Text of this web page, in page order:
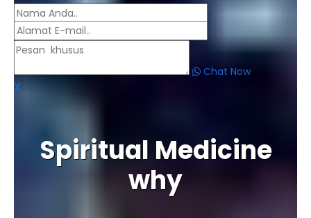
Chat Now
X
Spiritual Medicine
why